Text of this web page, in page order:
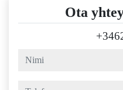
Ota
nimi